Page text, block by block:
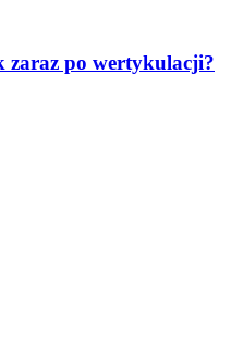
zaraz po wertykulacji?